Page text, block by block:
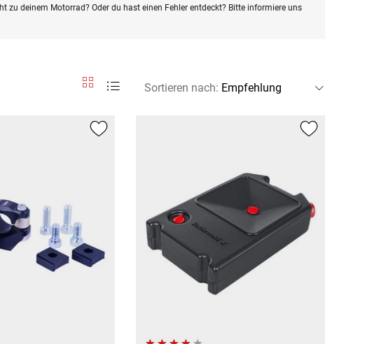
zu deinem Motorrad? Oder du hast einen Fehler entdeckt? Bitte informiere uns
Sortieren nach: